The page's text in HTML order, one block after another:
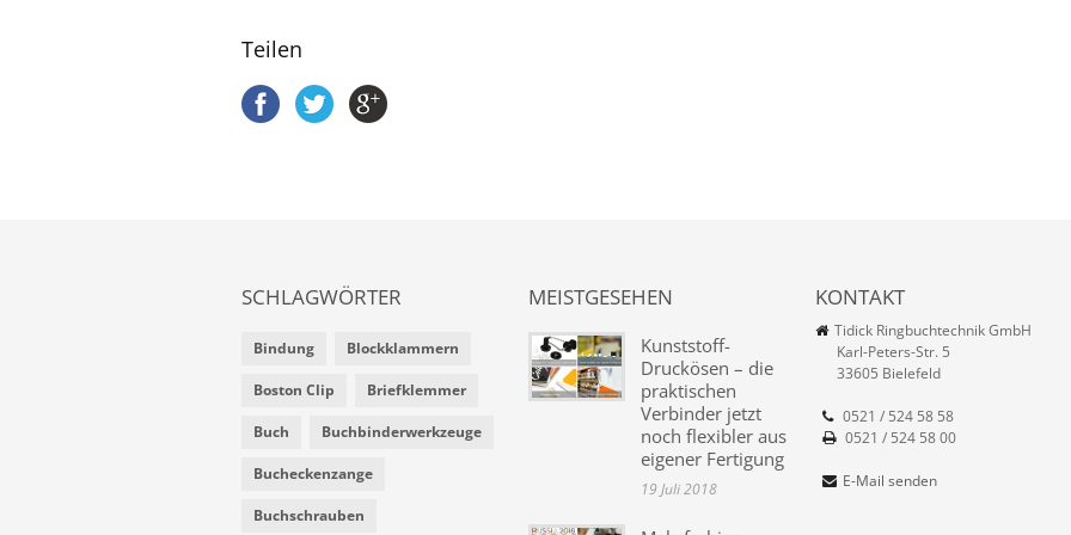
Teilen
SCHLAGWÖRTER
Bindung Blockklammern
Boston Clip Briefklemmer
Buch Buchbinderwerkzeuge
Bucheckenzange
Buchschrauben
MEISTGESEHEN
Kunststoff-
Druckösen – die
praktischen
Verbinder jetzt
noch flexibler aus
eigener Fertigung
19 Juli 2018
KONTAKT
Tidick Ringbuchtechnik GmbH
Karl-Peters-Str. 5
33605 Bielefeld
0521 / 524 58 58
0521 / 524 58 00
E-Mail senden